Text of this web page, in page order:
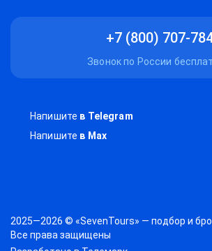
+7 (800) 707-
Звонок по России
Напишите в Telegram
Напишите в Max
2025—2026 © «SevenTours» — подбор и
Все права защищены